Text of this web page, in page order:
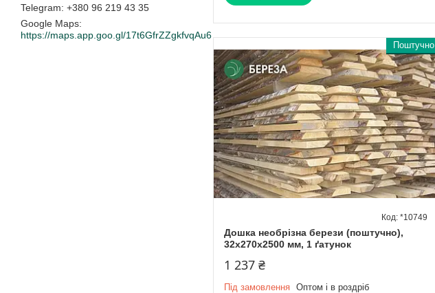
+380 96 219 43 35
Google Maps
https://maps.app.goo.gl/17t6GfrZZgkfvqAu6
Поштучно
Дошка необрізна берези (поштучно),
32х270х2500 мм, 1 ґатунок
*10749
1 237 ₴
Під замовлення Оптом і в роздріб